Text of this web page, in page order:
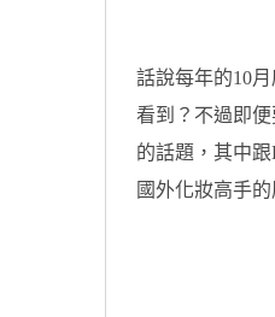
話說每年的10
看到？不過即
的話題，其中
國外化妝高手